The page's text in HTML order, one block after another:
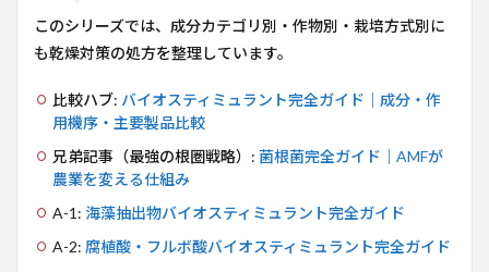
このシリーズでは、成分カテゴリ別・作物別・栽培方式別に
も乾燥対策の処方を整理しています。
比較ハブ: バイオスティミュラント完全ガイド｜成分・作
用機序・主要製品比較
兄弟記事（最強の根圏戦略）: 菌根菌完全ガイド｜AMFが
農業を変える仕組み
A-1: 海藻抽出物バイオスティミュラント完全ガイド
A-2: 腐植酸・フルボ酸バイオスティミュラント完全ガイド